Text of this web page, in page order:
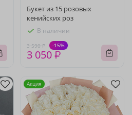
Букет из 15 розовых
кенийских роз
В наличии
3 590 ₽ -15%
3 050 ₽
Акция